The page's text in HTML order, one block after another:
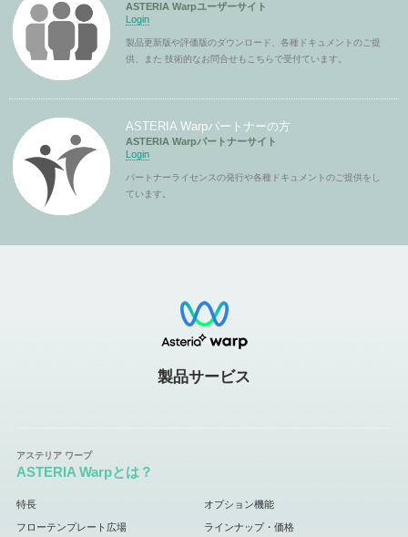
ASTERIA Warpユーザーサイト
Login
製品更新版や評価版のダウンロード、各種ドキュメントのご提
供、また 技術的なお問合せもこちらで受付ています。
ASTERIA Warpパートナーの方
ASTERIA Warpパートナーサイト
Login
パートナーライセンスの発行や各種ドキュメントのご提供をし
ています。
製品サービス
ASTERIA Warpとは？
特長 オプション機能
フローテンプレート広場 ラインナップ・価格